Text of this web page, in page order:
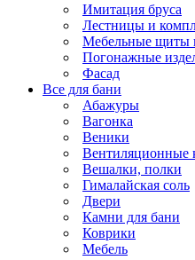
Имитация бруса
Лестницы и
Мебельные щиты
Погонажные
Фасад
Все для бани
Абажуры
Вагонка
Веники
Вентиляционные
Вешалки, полки
Гималайская соль
Двери
Камни для бани
Коврики
Мебель